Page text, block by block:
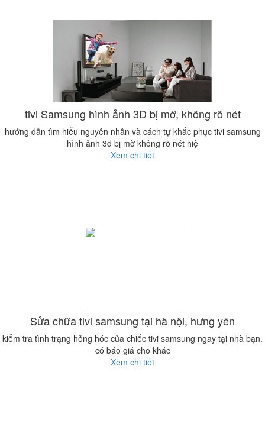
tivi Samsung hình ảnh 3D bị mờ, không rõ nét
hướng dẫn tìm hiểu nguyên nhân và cách tự khắc phục tivi samsung
hình ảnh 3d bị mờ không rõ nét hiệ
Xem chi tiết
Sửa chữa tivi samsung tại hà nội, hưng yên
kiểm tra tình trạng hỏng hóc của chiếc tivi samsung ngay tại nhà bạn.
có báo giá cho khác
Xem chi tiết